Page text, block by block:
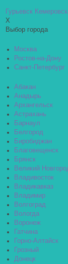
Гурьевск
X
Выбор города
Москва
Ростов-на-Дону
Санкт-Петербург
Абакан
Анадырь
Архангельск
Астрахань
Барнаул
Белгород
Биробиджан
Благовещенск
Брянск
Великий
Владивосток
Владикавказ
Владимир
Волгоград
Вологда
Воронеж
Гатчина
Горно-Алтайск
Грозный
Донецк